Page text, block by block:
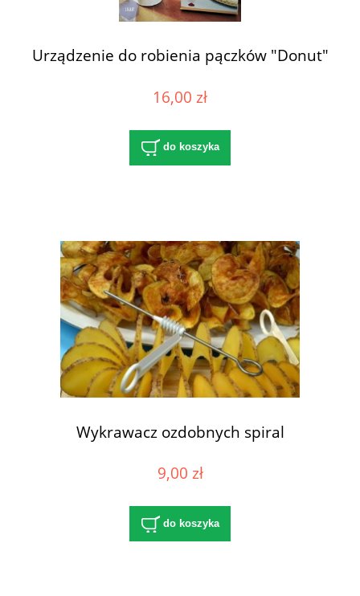
Urządzenie do robienia pączków "Donut"
16,00 zł
do koszyka
Wykrawacz ozdobnych spiral
9,00 zł
do koszyka